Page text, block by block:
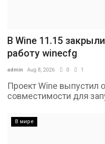
В Wine 11.15
работу winecfg
admin Aug 8, 2026 0 1
Проект Wine выпустил
совместимости для
В мире